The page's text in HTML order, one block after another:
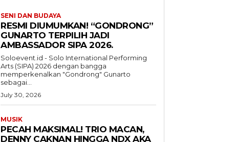
SENI DAN BUDAYA
RESMI DIUMUMKAN! “GONDRONG”
GUNARTO TERPILIH JADI
AMBASSADOR SIPA 2026.
Soloevent.id - Solo International Performing
Arts (SIPA) 2026 dengan bangga
memperkenalkan "Gondrong" Gunarto
sebagai...
July 30, 2026
MUSIK
PECAH MAKSIMAL! TRIO MACAN,
DENNY CAKNAN HINGGA NDX AKA